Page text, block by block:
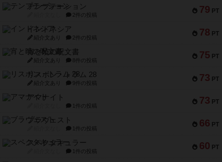
79 PT
テンプテーション
2件の投稿
78 PT
インドネシア
紹介文あり 2件の投稿
75 PT
宵と暁の呪文書
紹介文あり 8件の投稿
73 PT
リスボン・トラム 28
紹介文あり 9件の投稿
73 PT
アマナイト
1件の投稿
66 PT
ブラヴェスト
1件の投稿
60 PT
スペクタキュラー
1件の投稿